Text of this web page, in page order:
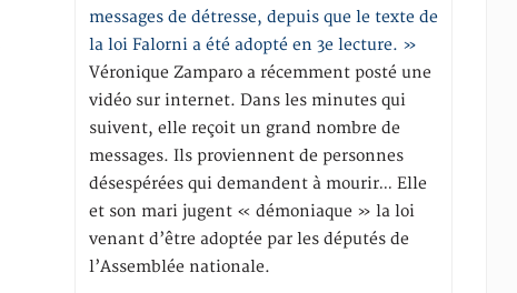
messages de détresse, depuis que le texte de
la loi Falorni a été adopté en 3e lecture. »
Véronique Zamparo a récemment posté une
vidéo sur internet. Dans les minutes qui
suivent, elle reçoit un grand nombre de
messages. Ils proviennent de personnes
désespérées qui demandent à mourir… Elle
et son mari jugent « démoniaque » la loi
venant d’être adoptée par les députés de
l’Assemblée nationale.